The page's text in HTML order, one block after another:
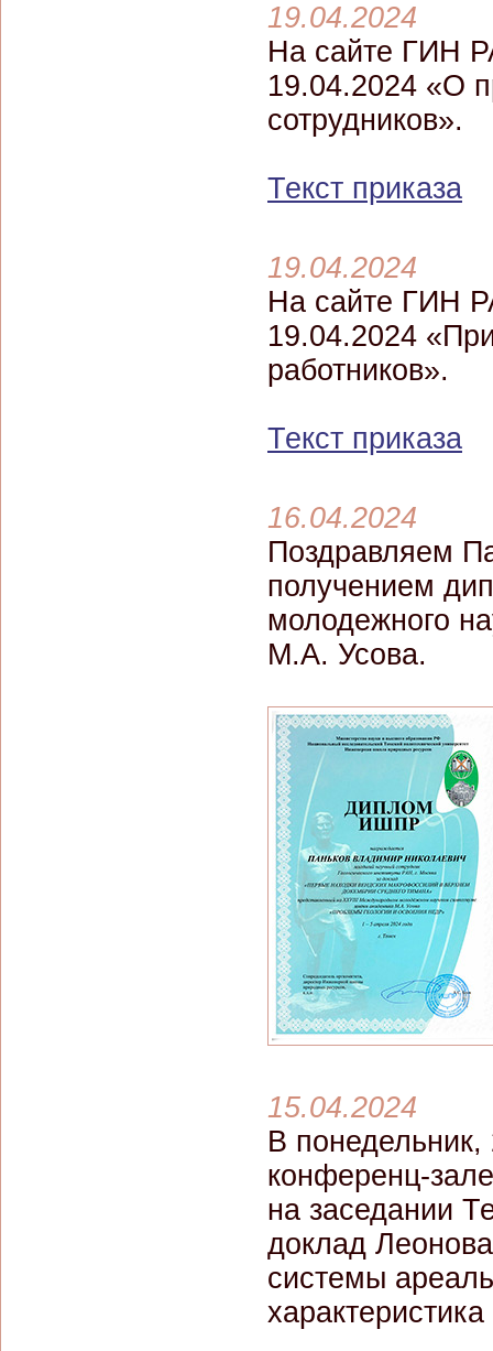
19.04.2024
На сайте ГИН
19.04.2024 «О
сотрудников».
Текст приказа
19.04.2024
На сайте ГИН
19.04.2024
работников».
Текст приказа
16.04.2024
Поздравляем
получением
молодежного
М.А. Усова.
15.04.2024
В понедельник,
конференц-
на заседании
доклад
системы